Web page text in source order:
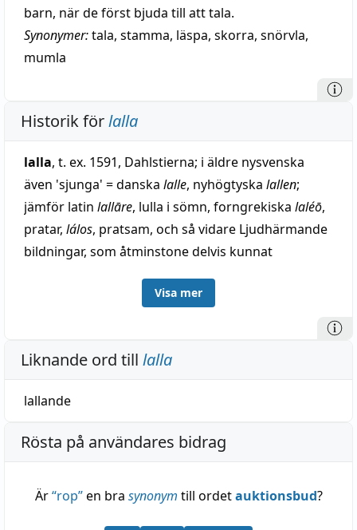
barn, när de först bjuda till att tala.
Synonymer:tala, stamma, läspa, skorra, snörvla,
mumla
Historik förlalla
lalla, t. ex. 1591, Dahlstierna; i äldre nysvenska
även 'sjunga' = danska lalle, nyhögtyska lallen;
jämför latin lallāre, lulla i sömn, forngrekiska laléō,
pratar, lálos, pratsam, och så vidare Ljudhärmande
bildningar, som åtminstone delvis kunnat
sannolikt är fallet med t. ex. lalla o. lulla.
Visa mer
Liknande ord till lalla
lallande
Rösta på användares bidrag
Är“rop”en bra synonym till ordetauktionsbud?